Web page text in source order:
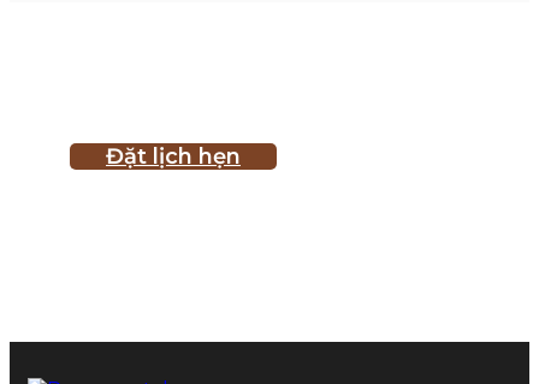
Đặt lịch hẹn